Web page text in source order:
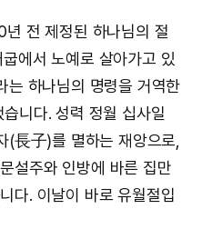
전 제정된 하나님의 절
에서 노예로 살아가고 있
는 하나님의 명령을 거역한
니다. 성력 정월 십사일
(長子)를 멸하는 재앙으로,
설주와 인방에 바른 집만
다. 이날이 바로 유월절입